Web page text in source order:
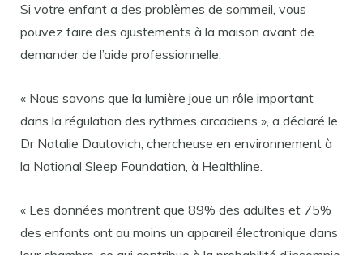
Si votre enfant a des problèmes de sommeil, vous
pouvez faire des ajustements à la maison avant de
demander de l’aide professionnelle.
« Nous savons que la lumière joue un rôle important
dans la régulation des rythmes circadiens », a déclaré le
Dr Natalie Dautovich, chercheuse en environnement à
la National Sleep Foundation, à Healthline.
« Les données montrent que 89% des adultes et 75%
des enfants ont au moins un appareil électronique dans